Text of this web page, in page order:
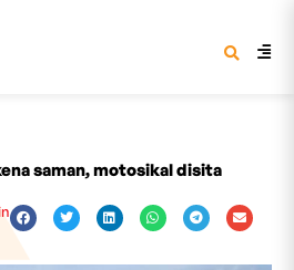
saman, motosikal disita